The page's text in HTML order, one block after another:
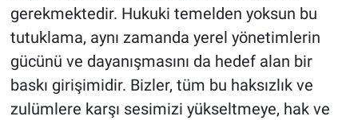
gerekmektedir. Hukuki temelden yoksun bu
tutuklama, aynı zamanda yerel yönetimlerin
gücünü ve dayanışmasını da hedef alan bir
baskı girişimidir. Bizler, tüm bu haksızlık ve
zulümlere karşı sesimizi yükseltmeye, hak ve